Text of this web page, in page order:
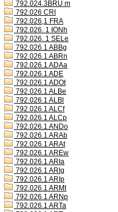
792.024.3BRU m
792.026 CRI
792.026,1 FRA
792.026. 1 IONh
792.026. 1 SELe
792.026.1 ABBg
792.026.1 ABRn
792.026.1 ADAa
792.026.1 ADE
792.026.1 ADOt
792.026.1 ALBe
792.026.1 ALBl
792.026.1 ALCf
792.026.1 ALCp
792.026.1 ANDo
792.026.1 ARAb
792.026.1 ARAt
792.026.1 AREw
792.026.1 ARIa
792.026.1 ARIg
792.026.1 ARIp
792.026.1 ARMt
792.026.1 ARNp
792.026.1 ARTa